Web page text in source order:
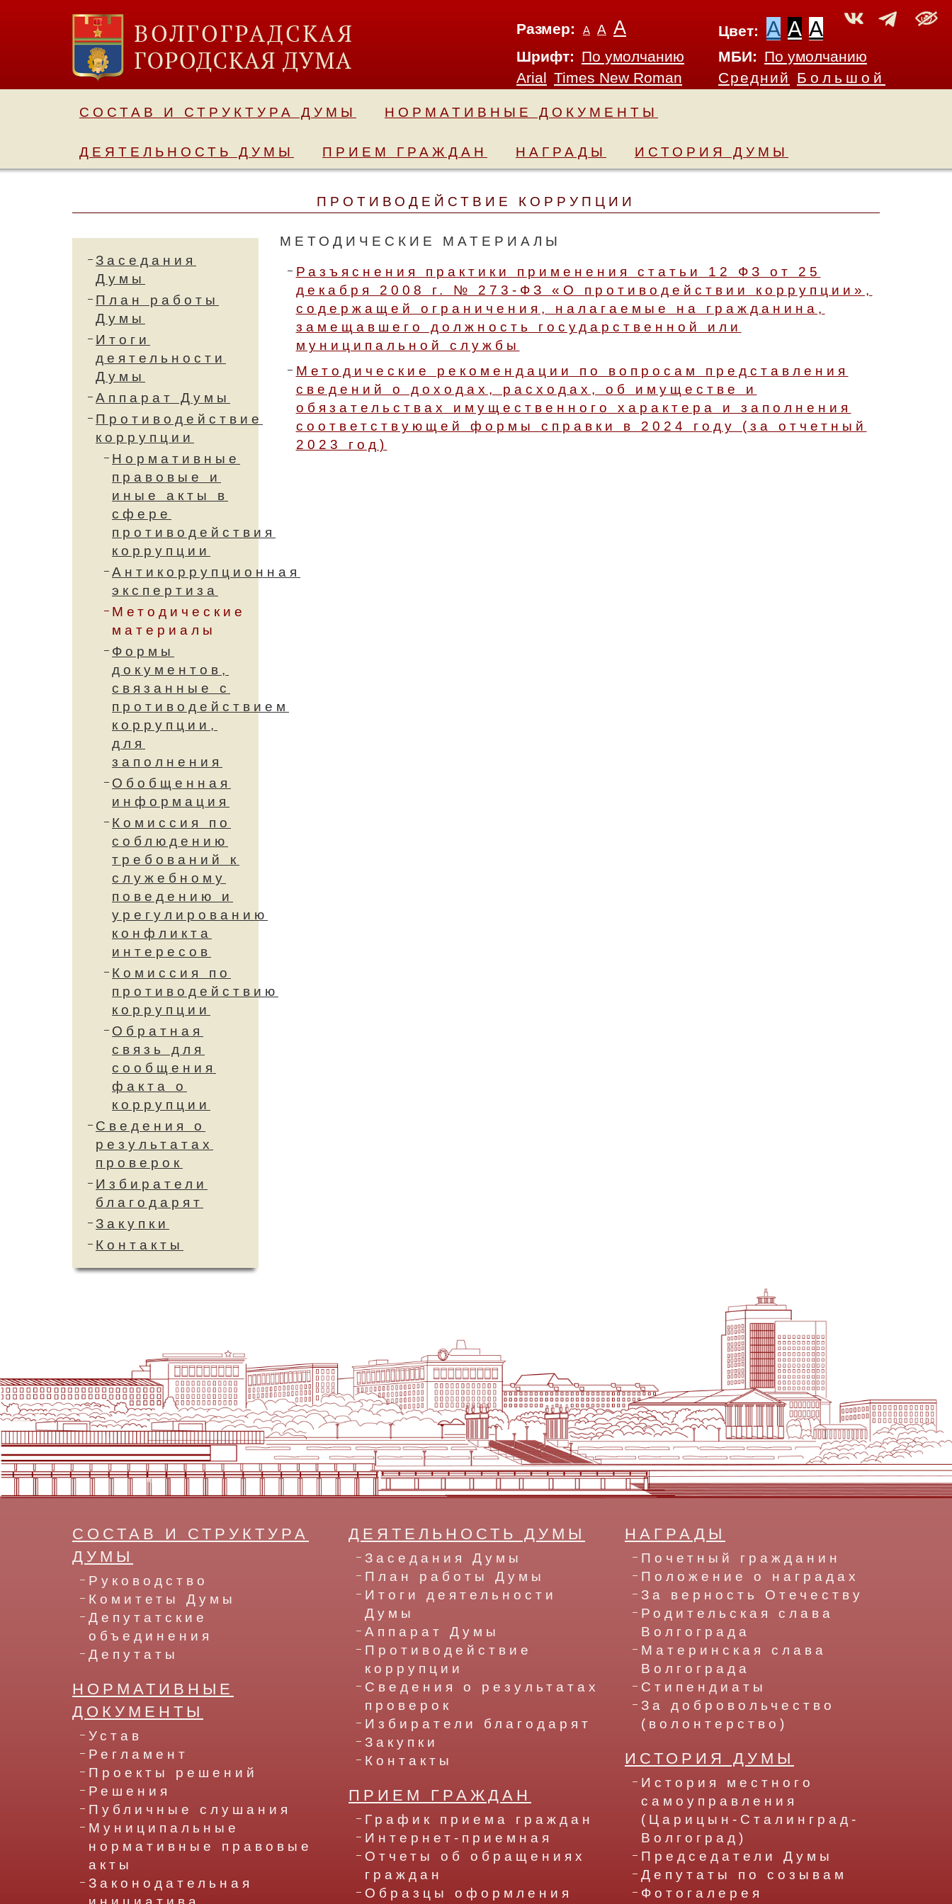
Размер: А А А Цвет: A A A
Шрифт: По умолчанию
Arial Times New Roman
МБИ: По умолчанию
Средний Большой
СОСТАВ И СТРУКТУРА ДУМЫ НОРМАТИВНЫЕ ДОКУМЕНТЫ
ДЕЯТЕЛЬНОСТЬ ДУМЫ ПРИЕМ ГРАЖДАН НАГРАДЫ ИСТОРИЯ ДУМЫ
ПРОТИВОДЕЙСТВИЕ КОРРУПЦИИ
Заседания
Думы
План работы
Думы
Итоги
деятельности
Думы
Аппарат Думы
Противодействие
коррупции
Нормативные
правовые и
иные акты в
сфере
противодействия
коррупции
Антикоррупционная
экспертиза
Методические
материалы
Формы
документов,
связанные с
противодействием
коррупции,
для
заполнения
Обобщенная
информация
Комиссия по
соблюдению
требований к
служебному
поведению и
урегулированию
конфликта
интересов
Комиссия по
противодействию
коррупции
Обратная
связь для
сообщения
факта о
коррупции
Сведения о
результатах
проверок
Избиратели
благодарят
Закупки
Контакты
МЕТОДИЧЕСКИЕ МАТЕРИАЛЫ
Разъяснения практики применения статьи 12 ФЗ от 25
декабря 2008 г. № 273-ФЗ «О противодействии коррупции»,
содержащей ограничения, налагаемые на гражданина,
замещавшего должность государственной или
муниципальной службы
Методические рекомендации по вопросам представления
сведений о доходах, расходах, об имуществе и
обязательствах имущественного характера и заполнения
соответствующей формы справки в 2024 году (за отчетный
2023 год)
СОСТАВ И СТРУКТУРА
ДУМЫ
Руководство
Комитеты Думы
Депутатские
объединения
Депутаты
НОРМАТИВНЫЕ
ДОКУМЕНТЫ
Устав
Регламент
Проекты решений
Решения
Публичные слушания
Муниципальные
нормативные правовые
акты
Законодательная
ДЕЯТЕЛЬНОСТЬ ДУМЫ
Заседания Думы
План работы Думы
Итоги деятельности
Думы
Аппарат Думы
Противодействие
коррупции
Сведения о результатах
проверок
Избиратели благодарят
Закупки
Контакты
ПРИЕМ ГРАЖДАН
График приема граждан
Интернет-приемная
Отчеты об обращениях
граждан
Образцы оформления
НАГРАДЫ
Почетный гражданин
Положение о наградах
За верность Отечеству
Родительская слава
Волгограда
Материнская слава
Волгограда
Стипендиаты
За добровольчество
(волонтерство)
ИСТОРИЯ ДУМЫ
История местного
самоуправления
(Царицын-Сталинград-
Волгоград)
Председатели Думы
Депутаты по созывам
Фотогалерея